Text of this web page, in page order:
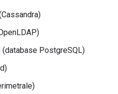
(database PostgreSQL)